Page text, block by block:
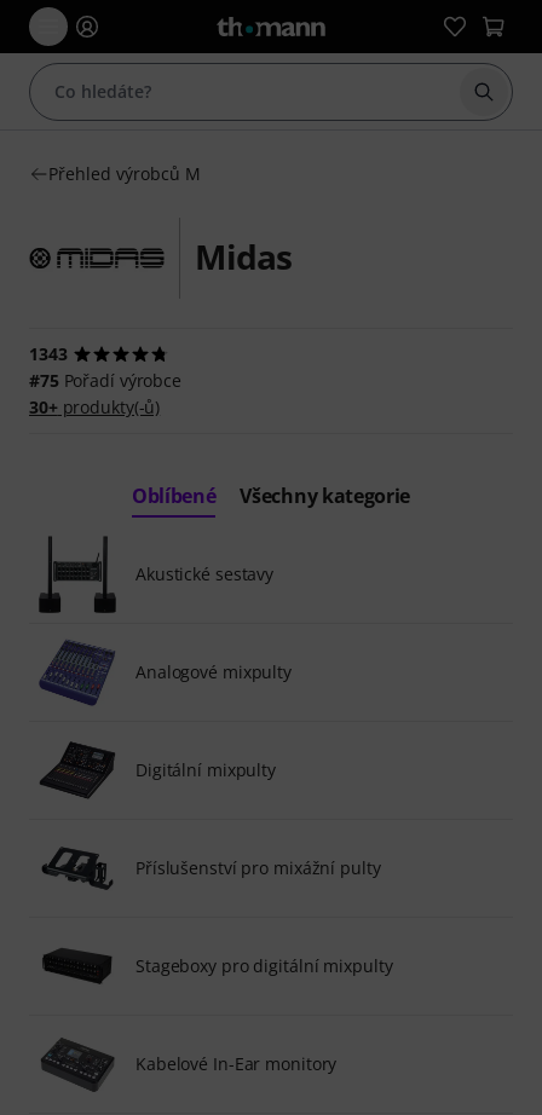
Začít
Přehled výrobců M
Midas
1343
#75 Pořadí výrobce
30+produkty(-ů)
Oblíbené Všechny kategorie
Akustické sestavy
Analogové mixpulty
Digitální mixpulty
Příslušenství pro mixážní pulty
Stageboxy pro digitální mixpulty
Kabelové In-Ear monitory